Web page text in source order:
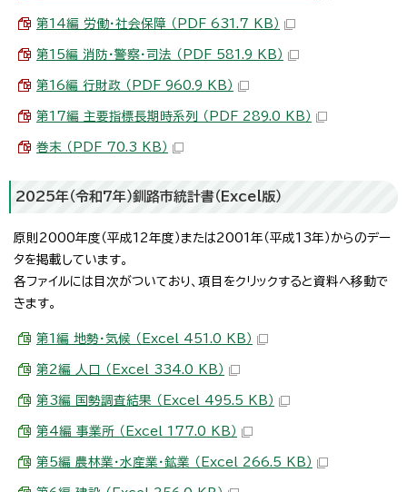
第14編 労働・社会保障 （PDF 631.7 KB）
第15編 消防・警察・司法 （PDF 581.9 KB）
第16編 行財政 （PDF 960.9 KB）
第17編 主要指標長期時系列 （PDF 289.0 KB）
巻末 （PDF 70.3 KB）
2025年（令和7年）釧路市統計書（Excel版）
原則2000年度（平成12年度）または2001年（平成13年）からのデー
タを掲載しています。
各ファイルには目次がついており、項目をクリックすると資料へ移動で
きます。
第1編 地勢・気候 （Excel 451.0 KB）
第2編 人口 （Excel 334.0 KB）
第3編 国勢調査結果 （Excel 495.5 KB）
第4編 事業所 （Excel 177.0 KB）
第5編 農林業・水産業・鉱業 （Excel 266.5 KB）